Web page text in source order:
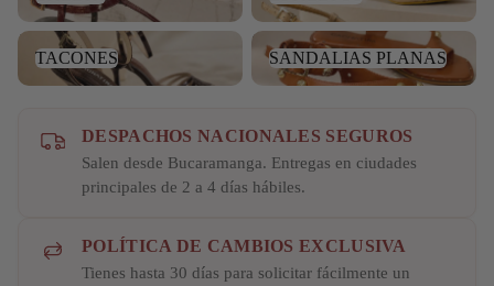
TACONES
TACONES
SANDALIAS PLANAS
SANDALIAS PLANAS
DESPACHOS NACIONALES SEGUROS
Salen desde Bucaramanga. Entregas en ciudades
principales de 2 a 4 días hábiles.
POLÍTICA DE CAMBIOS EXCLUSIVA
Tienes hasta 30 días para solicitar fácilmente un